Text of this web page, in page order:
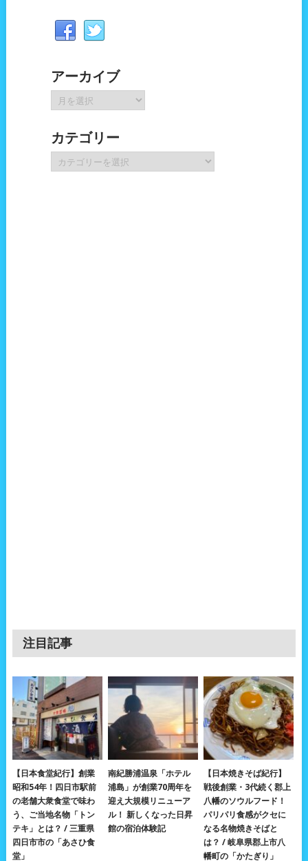
アーカイブ
ー
イ
ブ
カテゴリー
テ
注目記事
【日本食堂紀行】創業
昭和54年！四日市駅前
の老舗大衆食堂で味わ
う、ご当地名物「トン
テキ」とは？ / 三重県
四日市市の「あさひ食
堂」
南紀勝浦温泉「ホテル
浦島」が創業70周年を
迎え大規模リニューア
ル！ 新しくなった日昇
館の宿泊体験記
【日本焼きそば紀行】
戦後創業・3代続く郡上
八幡のソウルフード！
パリパリ食感がクセに
なる名物焼きそばと
は？ / 岐阜県郡上市八
幡町の「かたぎり」